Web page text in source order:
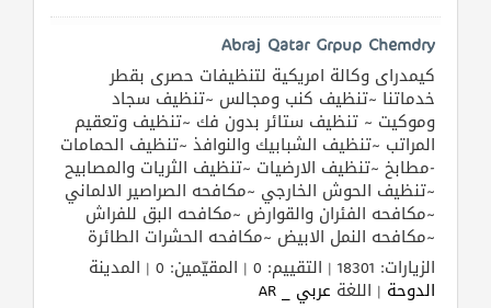
Abraj Qatar Grpup Chemdry
كيمدراى وكالة امريكية لتنظيفات حصرى بقطر
خدماتنا ~تنظيف كنب ومجالس ~تنظيف سجاد
وموكيت ~ تنظيف ستائر بدون فك ~تنظيف وتعقيم
المراتب ~تنظيف الشبابيك والنوافذ ~تنظيف الحمامات
-مطابخ ~تنظيف الارضيات ~تنظيف الثريات والمصابيح
~تنظيف الحوش الخارجي ~مكافحه الصراصير الالماني
~مكافحه الفئران والقوارض ~مكافحه البق للفراش
~مكافحه النمل الابيض ~مكافحه الحشرات الطائرة
الزيارات: 18301 | التقييم: 0 | المقيّمين: 0 | المدينة
الدوحة | اللغة عربي _ AR